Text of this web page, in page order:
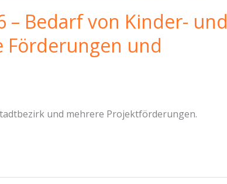
– Bedarf von Kinder- und
Förderungen und
und mehrere Projektförderungen.